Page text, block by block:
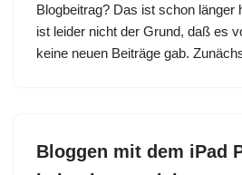
Blogbeitrag? Das ist schon länger
ist leider nicht der Grund, daß es
keine neuen Beiträge gab.
Bloggen mit dem iPad